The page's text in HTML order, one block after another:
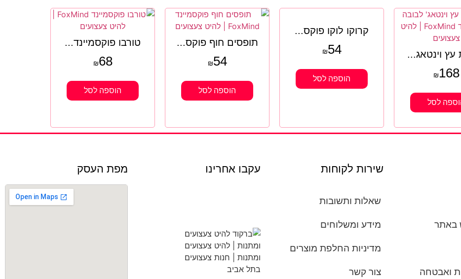
עץ וינטאג...
₪ 168
לסל
קרוקו לוקו פוקס...
₪54
הוספה לסל
תופסים חוף פוקס...
₪54
הוספה לסל
טורבו פוקסמיינד...
₪68
הוספה לסל
באתר
ואבטחה
שירות לקוחות
שאלות ותשובות
מידע ומשלוחים
מדיניות החלפת מוצרים
צור קשר
עקבו אחרינו מפת העסק